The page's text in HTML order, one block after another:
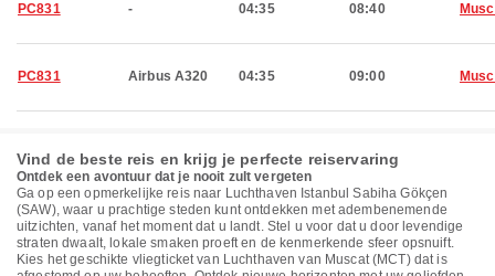
PC831 - 04:35 08:40
PC831 Airbus A320 04:35 09:00
Vind de beste reis en krijg je perfecte reiservaring
Ontdek een avontuur dat je nooit zult vergeten
Ga op een opmerkelijke reis naar Luchthaven Istanbul Sabiha Gökçen
(SAW), waar u prachtige steden kunt ontdekken met adembenemende
uitzichten, vanaf het moment dat u landt. Stel u voor dat u door levendige
straten dwaalt, lokale smaken proeft en de kenmerkende sfeer opsnuift.
Kies het geschikte vliegticket van Luchthaven van Muscat (MCT) dat is